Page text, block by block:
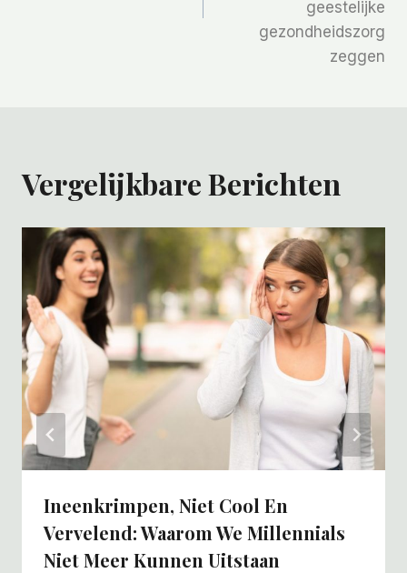
geestelijke
gezondheidszorg
zeggen
Vergelijkbare Berichten
Ineenkrimpen, Niet Cool En
Vervelend: Waarom We Millennials
Niet Meer Kunnen Uitstaan